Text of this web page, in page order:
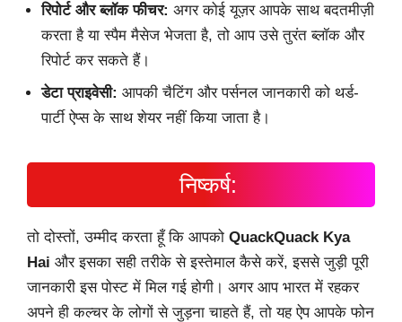
रिपोर्ट और ब्लॉक फीचर: अगर कोई यूज़र आपके साथ बदतमीज़ी
करता है या स्पैम मैसेज भेजता है, तो आप उसे तुरंत ब्लॉक और
रिपोर्ट कर सकते हैं।
डेटा प्राइवेसी: आपकी चैटिंग और पर्सनल जानकारी को थर्ड-
पार्टी ऐप्स के साथ शेयर नहीं किया जाता है।
निष्कर्ष:
तो दोस्तों, उम्मीद करता हूँ कि आपको QuackQuack Kya
Hai और इसका सही तरीके से इस्तेमाल कैसे करें, इससे जुड़ी पूरी
जानकारी इस पोस्ट में मिल गई होगी। अगर आप भारत में रहकर
अपने ही कल्चर के लोगों से जुड़ना चाहते हैं, तो यह ऐप आपके फोन